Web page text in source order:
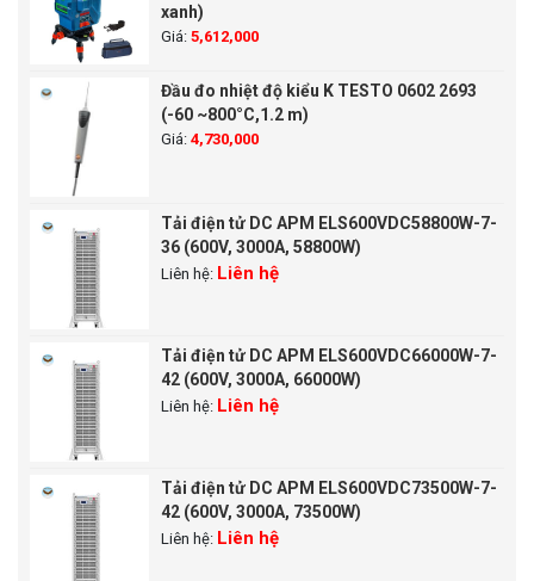
xanh)
Giá: 5,612,000
Đầu đo nhiệt độ kiểu K TESTO 0602 2693
(-60 ~800°C,1.2 m)
Giá: 4,730,000
Tải điện tử DC APM ELS600VDC58800W-7-
36 (600V, 3000A, 58800W)
Liên hệ: Liên hệ
Tải điện tử DC APM ELS600VDC66000W-7-
42 (600V, 3000A, 66000W)
Liên hệ: Liên hệ
Tải điện tử DC APM ELS600VDC73500W-7-
42 (600V, 3000A, 73500W)
Liên hệ: Liên hệ